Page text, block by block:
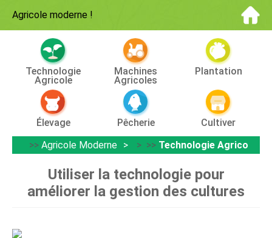
Agricole moderne !
Technologie
Agricole
Machines
Agricoles
Plantation
Élevage Pêcherie
Cultiver
>> Agricole Moderne > >> Technologie Agricole
Utiliser la technologie pour
améliorer la gestion des cultures